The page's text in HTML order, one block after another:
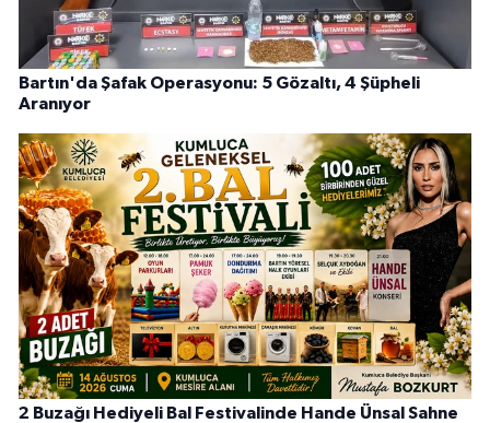
Bartın'da Şafak Operasyonu: 5 Gözaltı, 4 Şüpheli
Aranıyor
2 Buzağı Hediyeli Bal Festivalinde Hande Ünsal Sahne